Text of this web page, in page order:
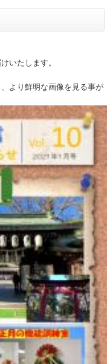
いたします。
より鮮明な画像を見る事が